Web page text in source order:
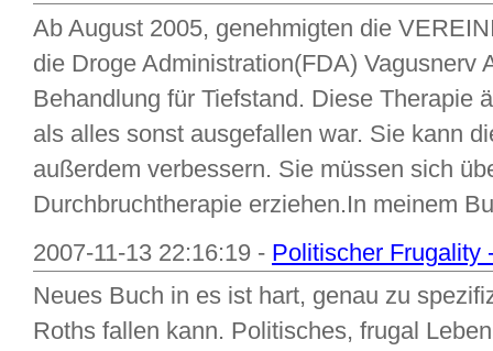
Ab August 2005, genehmigten die
die Droge Administration(FDA) Vagusnerv
Behandlung für Tiefstand. Diese Therapie
als alles sonst ausgefallen war. Sie kann
außerdem verbessern. Sie müssen sich
Durchbruchtherapie erziehen.In meinem
2007-11-13 22:16:19 - Politischer Frugality
Neues Buch in es ist hart, genau zu
Roths fallen kann. Politisches, frugal